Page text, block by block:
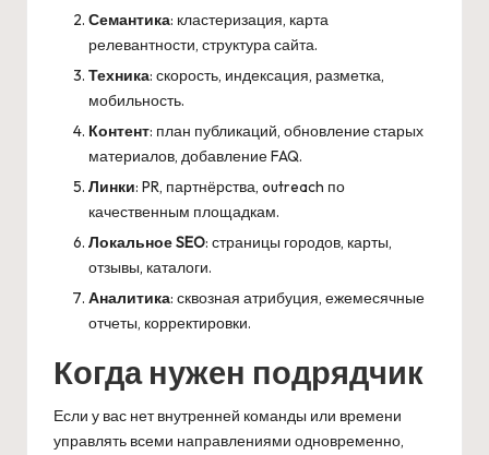
Семантика: кластеризация, карта
релевантности, структура сайта.
Техника: скорость, индексация, разметка,
мобильность.
Контент: план публикаций, обновление старых
материалов, добавление FAQ.
Линки: PR, партнёрства, outreach по
качественным площадкам.
Локальное SEO: страницы городов, карты,
отзывы, каталоги.
Аналитика: сквозная атрибуция, ежемесячные
отчеты, корректировки.
Когда нужен подрядчик
Если у вас нет внутренней команды или времени
управлять всеми направлениями одновременно,